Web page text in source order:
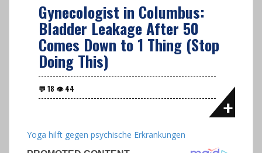
Gynecologist in Columbus:
Bladder Leakage After 50
Comes Down to 1 Thing (Stop
Doing This)
Yoga hilft gegen psychische Erkrankungen